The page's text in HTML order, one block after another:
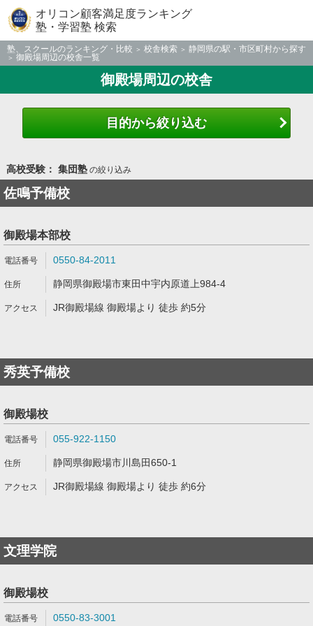
オリコン顧客満足度ランキング
塾・学習塾 検索
塾、スクールのランキング・比較 校舎検索
静岡県の駅・市区町村から探す
御殿場周辺の校舎一覧
御殿場周辺の校舎
目的から絞り込む
高校受験： 集団塾の絞り込み
佐鳴予備校
御殿場本部校
0550-84-2011
静岡県御殿場市東田中宇内原道上984-4
JR御殿場線 御殿場より 徒歩 約5分
秀英予備校
御殿場校
055-922-1150
静岡県御殿場市川島田650-1
JR御殿場線 御殿場より 徒歩 約6分
文理学院
御殿場校
0550-83-3001